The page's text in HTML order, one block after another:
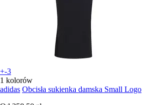
+-3
1 kolorów
adidas Obcisła sukienka damska Small Logo